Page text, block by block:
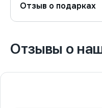
Отзыв о подарках
Отзывы о